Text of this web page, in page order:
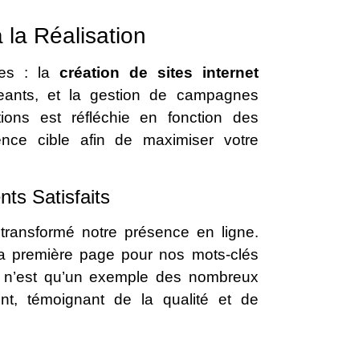
la Réalisation
: lacréation de sites internet
et la gestion de campagnes
est réfléchie en fonction des
cible afin de maximiser votre
Satisfaits
notre présence en ligne.
première page pour nos mots-clés
qu’un exemple des nombreux
témoignant de la qualité et de